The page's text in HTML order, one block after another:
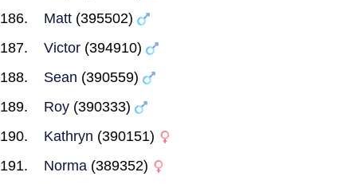
Matt (395502)
Victor (394910)
Sean (390559)
Roy (390333)
Kathryn (390151)
Norma (389352)